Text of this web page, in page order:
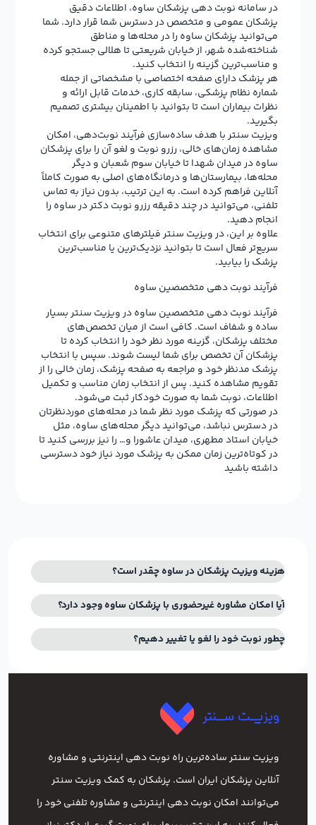
در سامانه نوبت دهی پزشکان ساوه، اطلاعات دقیق
پزشکان عمومی و متخصص در دسترس شما قرار دارد. شما
می‌توانید پزشکان ساوه را در محله‌ها و مناطق
شناخته‌شده‌ شهر، از خیابان شریعتی تا هلالی جستجو کرده
و مناسب‌ترین گزینه را انتخاب کنید.
هر پزشک دارای صفحه اختصاصی با مشخصاتی از جمله
شماره نظام پزشکی، سابقه کاری، خدمات قابل ارائه و
نظرات بیماران است تا بتوانید با اطمینان بیشتری تصمیم
بگیرید.
ویزیت سنتر با هدف ساده‌سازی فرآیند نوبت‌دهی، امکان
مشاهده زمان‌های خالی، رزرو نوبت و لغو آن را برای پزشکان
ساوه در میدان شهدا تا خیابان سوم شعبان و دیگر
محله‌ها، بیمارستان‌ها و درمانگاه‌های اصلی به صورت کاملاً
آنلاین فراهم کرده است. به این ترتیب، بدون نیاز به تماس
تلفنی، می‌توانید در چند دقیقه رزرو نوبت دکتر در ساوه را
انجام دهید.
علاوه بر این، در ویزیت سنتر فیلترهای متنوعی برای انتخاب
سریع‌تر فعال است تا بتوانید نزدیک‌ترین یا مناسب‌ترین
پزشک را بیابید.
فرآیند نوبت دهی متخصصین ساوه
فرآیند نوبت دهی متخصصین ساوه در ویزیت سنتر بسیار
ساده و شفاف است. کافی است از میان تخصص‌های
مختلف پزشکان، گزینه مورد نظر خود را انتخاب کرده تا
پزشکان آن تخصص برای شما لیست شوند. سپس با انتخاب
پزشک مدنظر خود و مراجعه به صفحه پزشک، زمان خالی را از
تقویم مشاهده کنید. پس از انتخاب زمان مناسب و تکمیل
اطلاعات، نوبت شما به صورت خودکار ثبت می‌شود.
در صورتی که پزشک مورد نظر شما در محله‌های موردنظرتان
در دسترس نباشد، می‌توانید دیگر محله‌های ساوه، مثل
خیابان استاد مطهری، میدان عاشورا و… را نیز بررسی کنید تا
در کوتاه‌ترین زمان ممکن به پزشک مورد نیاز خود دسترسی
داشته باشید
هزینه ویزیت پزشکان در ساوه چقدر است؟
آیا امکان مشاوره غیرحضوری با پزشکان ساوه وجود دارد؟
چطور نوبت خود را لغو یا تغییر دهیم؟
ویزیت سنتر ساده‌ترین راه نوبت‌ دهی اینترنتی و مشاوره
آنلاین پزشکان ایران است. پزشکان به کمک ویزیت سنتر
می‌توانند امکان نوبت دهی اینترنتی و مشاوره تلفنی خود را